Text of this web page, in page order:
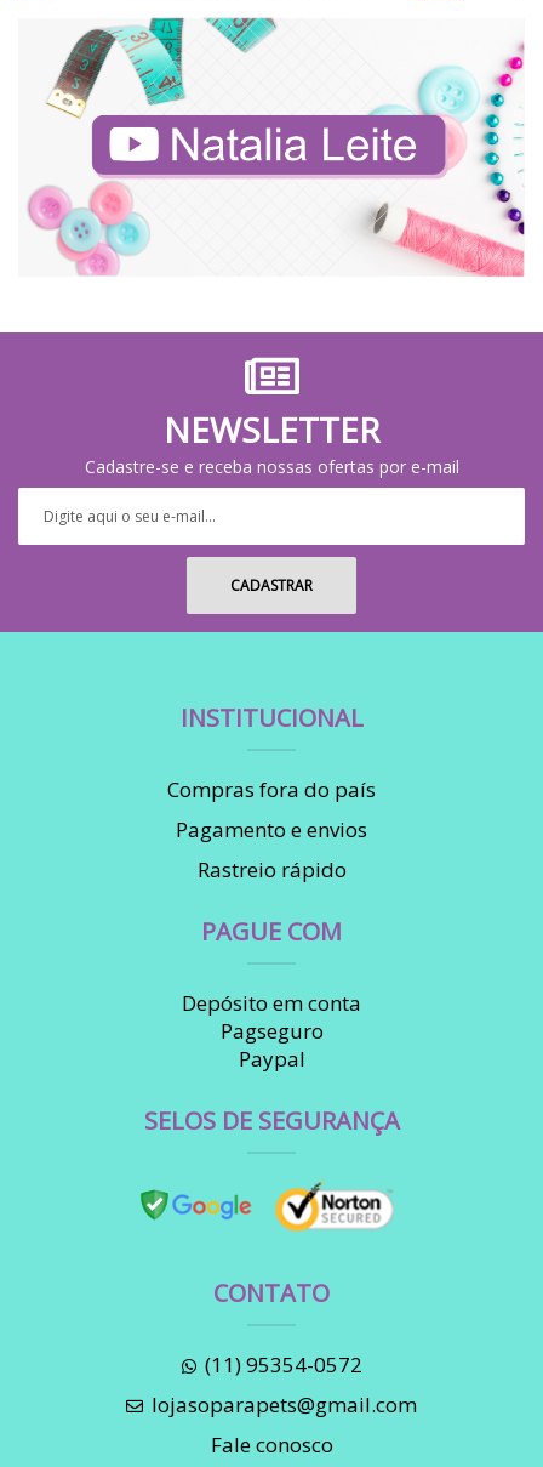
NEWSLETTER
Cadastre-se e receba nossas ofertas por e-mail
INSTITUCIONAL
Compras fora do país
Pagamento e envios
Rastreio rápido
PAGUE COM
Depósito em conta
Pagseguro
Paypal
SELOS DE SEGURANÇA
CONTATO
(11) 95354-0572
lojasoparapets@gmail.com
Fale conosco